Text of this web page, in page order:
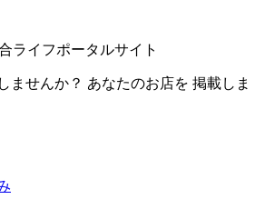
ライフポータルサイト
ませんか？ あなたのお店を 掲載しま